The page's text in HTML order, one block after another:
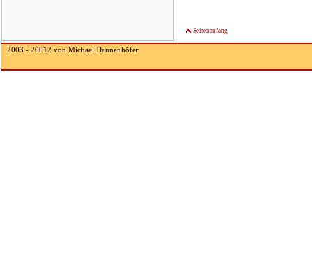
Seitenanfang
2003 - 20012 von Michael Dannenhöfer